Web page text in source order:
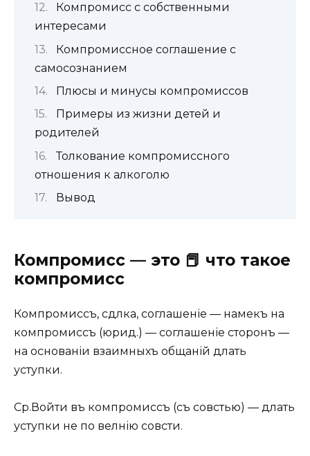
Компромисс с собственными
интересами
Компромиссное соглашение с
самосознанием
Плюсы и минусы компромиссов
Примеры из жизни детей и
родителей
Толкование компромиссного
отношения к алкоголю
Вывод
Компромисс — это 📕 что такое
компромисс
Компромиссъ, сдѣлка, соглашеніе — намекъ на
компромиссъ (юрид.) — соглашеніе сторонъ —
на основаніи взаимныхъ обѣщаній дѣлать
уступки.
Ср. Войти въ компромиссъ (съ совѣстью) — дѣлать
уступки не по велѣнію совѣсти.